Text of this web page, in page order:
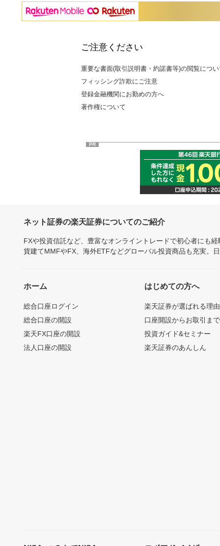
ご注意ください
重要な書面(取引説明書・約諾書等)の閲覧につ
フィッシング詐欺にご注意
登録金融機関にお勤めの方へ
著作権について
PR
ネット証券の楽天証券についてのご紹介
FXや投資信託など、豊富なオンライントレードで初心者にも
貨建てMMFやFX、海外ETFなどグローバル投資商品も充実。
ホーム
総合口座ログイン
総合口座の開設
楽天FX口座の開設
法人口座の開設
はじめての方へ
楽天証券が選ばれる理由
口座開設からお取引ま
投資ガイド&セミナー
楽天証券のあんしん